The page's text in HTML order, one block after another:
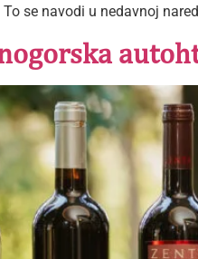
To se navodi u nedavnoj